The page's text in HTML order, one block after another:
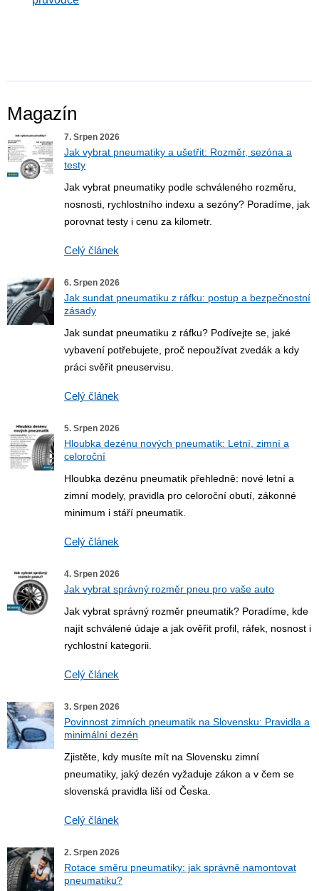
Magazín
7. Srpen 2026
Jak vybrat pneumatiky a ušetřit: Rozměr, sezóna a
testy
Jak vybrat pneumatiky podle schváleného rozměru,
nosnosti, rychlostního indexu a sezóny? Poradíme, jak
porovnat testy i cenu za kilometr.
Celý článek
6. Srpen 2026
Jak sundat pneumatiku z ráfku: postup a bezpečnostní
zásady
Jak sundat pneumatiku z ráfku? Podívejte se, jaké
vybavení potřebujete, proč nepoužívat zvedák a kdy
práci svěřit pneuservisu.
Celý článek
5. Srpen 2026
Hloubka dezénu nových pneumatik: Letní, zimní a
celoroční
Hloubka dezénu pneumatik přehledně: nové letní a
zimní modely, pravidla pro celoroční obutí, zákonné
minimum i stáří pneumatik.
Celý článek
4. Srpen 2026
Jak vybrat správný rozměr pneu pro vaše auto
Jak vybrat správný rozměr pneumatik? Poradíme, kde
najít schválené údaje a jak ověřit profil, ráfek, nosnost i
rychlostní kategorii.
Celý článek
3. Srpen 2026
Povinnost zimních pneumatik na Slovensku: Pravidla a
minimální dezén
Zjistěte, kdy musíte mít na Slovensku zimní
pneumatiky, jaký dezén vyžaduje zákon a v čem se
slovenská pravidla liší od Česka.
Celý článek
2. Srpen 2026
Rotace směru pneumatiky: jak správně namontovat
pneumatiku?